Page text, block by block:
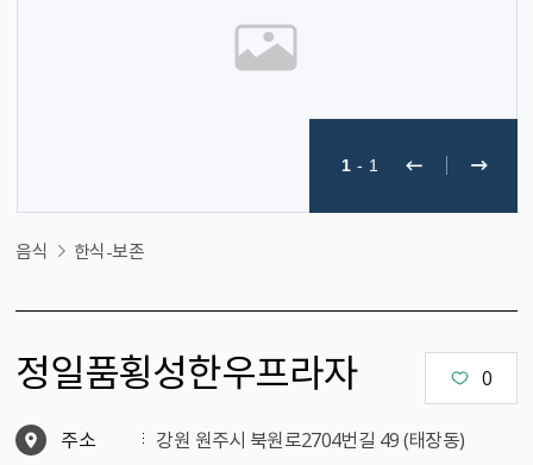
1 - 1
음식 한식-보존
정일품횡성한우프라자 0
주소
강원 원주시 북원로2704번길 49 (태장동)